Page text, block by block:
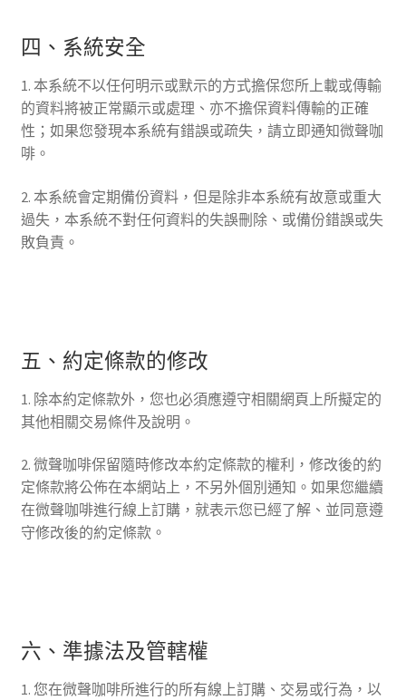
四、系統安全
1. 本系統不以任何明示或默示的方式擔保您所上載或傳輸
的資料將被正常顯示或處理、亦不擔保資料傳輸的正確
性；如果您發現本系統有錯誤或疏失，請立即通知微聲咖
啡。
2. 本系統會定期備份資料，但是除非本系統有故意或重大
過失，本系統不對任何資料的失誤刪除、或備份錯誤或失
敗負責。
五、約定條款的修改
1. 除本約定條款外，您也必須應遵守相關網頁上所擬定的
其他相關交易條件及說明。
2. 微聲咖啡保留隨時修改本約定條款的權利，修改後的約
定條款將公佈在本網站上，不另外個別通知。如果您繼續
在微聲咖啡進行線上訂購，就表示您已經了解、並同意遵
守修改後的約定條款。
六、準據法及管轄權
1. 您在微聲咖啡所進行的所有線上訂購、交易或行為，以